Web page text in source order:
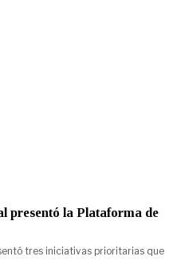
presentó la Plataforma de
tres iniciativas prioritarias que